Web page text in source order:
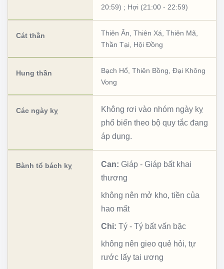
20:59) ; Hợi (21:00 - 22:59)
Cát thần Thiên Ân Thiên Xá Thiên Mã
Thần Tại Hội Đồng
Hung thần Bạch Hổ Thiên Bồng Đại Không
Vong
Các ngày kỵ
Không rơi vào nhóm ngày kỵ
phổ biến theo bộ quy tắc đang
áp dụng.
Bành tổ bách kỵ Can: Giáp - Giáp bất khai
thương
không nên mở kho, tiền của
hao mất
Chi: Tý - Tý bất vấn bặc
không nên gieo quẻ hỏi, tự
rước lấy tai ương